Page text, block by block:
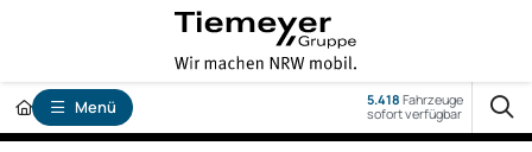
Menü 5.418 Fahrzeuge
sofort verfügbar